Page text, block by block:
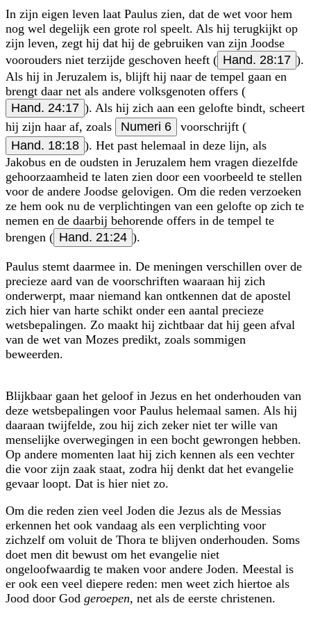
In zijn eigen leven laat Paulus zien, dat de wet voor hem
nog wel degelijk een grote rol speelt. Als hij terugkijkt op
zijn leven, zegt hij dat hij de gebruiken van zijn Joodse
voorouders niet terzijde geschoven heeft ( Hand. 28:17 ).
Als hij in Jeruzalem is, blijft hij naar de tempel gaan en
brengt daar net als andere volks­genoten offers (
Hand. 24:17 ). Als hij zich aan een gelofte bindt, scheert
hij zijn haar af, zoals
Numeri 6
voorschrijft (
Hand. 18:18 ). Het past helemaal in deze lijn, als
Jakobus en de oudsten in Jeruzalem hem vragen diezelfde
gehoorzaamheid te laten zien door een voorbeeld te stellen
voor de andere Joodse gelovigen. Om die reden verzoeken
ze hem ook nu de verplichtingen van een gelofte op zich te
nemen en de daarbij behorende offers in de tempel te
brengen ( Hand. 21:24 ).
Paulus stemt daarmee in. De meningen verschillen over de
precieze aard van de voorschriften waaraan hij zich
onderwerpt, maar niemand kan ontkennen dat de apostel
zich hier van harte schikt onder een aantal precieze
wetsbepalingen. Zo maakt hij zichtbaar dat hij geen afval
van de wet van Mozes predikt, zoals sommigen
beweerden.
Blijkbaar gaan het geloof in Jezus en het onderhouden van
deze wetsbepalingen voor Paulus helemaal samen. Als hij
daaraan twijfelde, zou hij zich zeker niet ter wille van
menselijke overwegingen in een bocht gewrongen hebben.
Op andere momenten laat hij zich kennen als een vechter
die voor zijn zaak staat, zodra hij denkt dat het evangelie
gevaar loopt. Dat is hier niet zo.
Om die reden zien veel Joden die Jezus als de Messias
erkennen het ook vandaag als een verplichting voor
zichzelf om voluit de Thora te blijven onder­houden. Soms
doet men dit bewust om het evangelie niet
ongeloofwaardig te maken voor andere Joden. Meestal is
er ook een veel diepere reden: men weet zich hiertoe als
Jood door God geroepen, net als de eerste christenen.